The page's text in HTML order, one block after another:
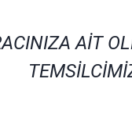
AİT